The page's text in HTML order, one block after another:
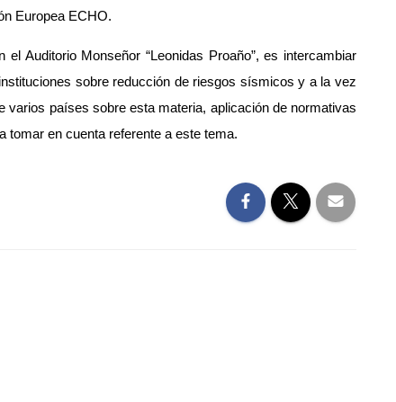
Europea ECHO.
Auditorio Monseñor “Leonidas Proaño”, es intercambiar
sobre reducción de riesgos sísmicos y a la vez
países sobre esta materia, aplicación de normativas
tomar en cuenta referente a este tema.